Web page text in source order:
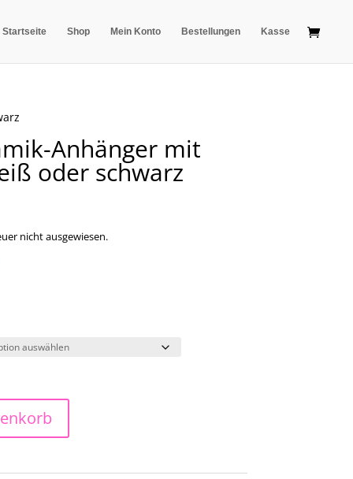
Startseite Shop Mein Konto Bestellungen Kasse
Anhänger mit
oder schwarz
nicht ausgewiesen.